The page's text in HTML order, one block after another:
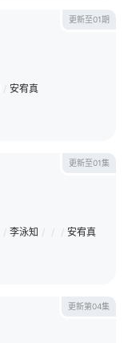
更新至01期
/ 安宥真
更新至01集
/ 李泳知 / / / 安宥真
更新第04集